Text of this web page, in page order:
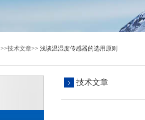
>>技术文章>> 浅谈温湿度传感器的选用原则
技术文章